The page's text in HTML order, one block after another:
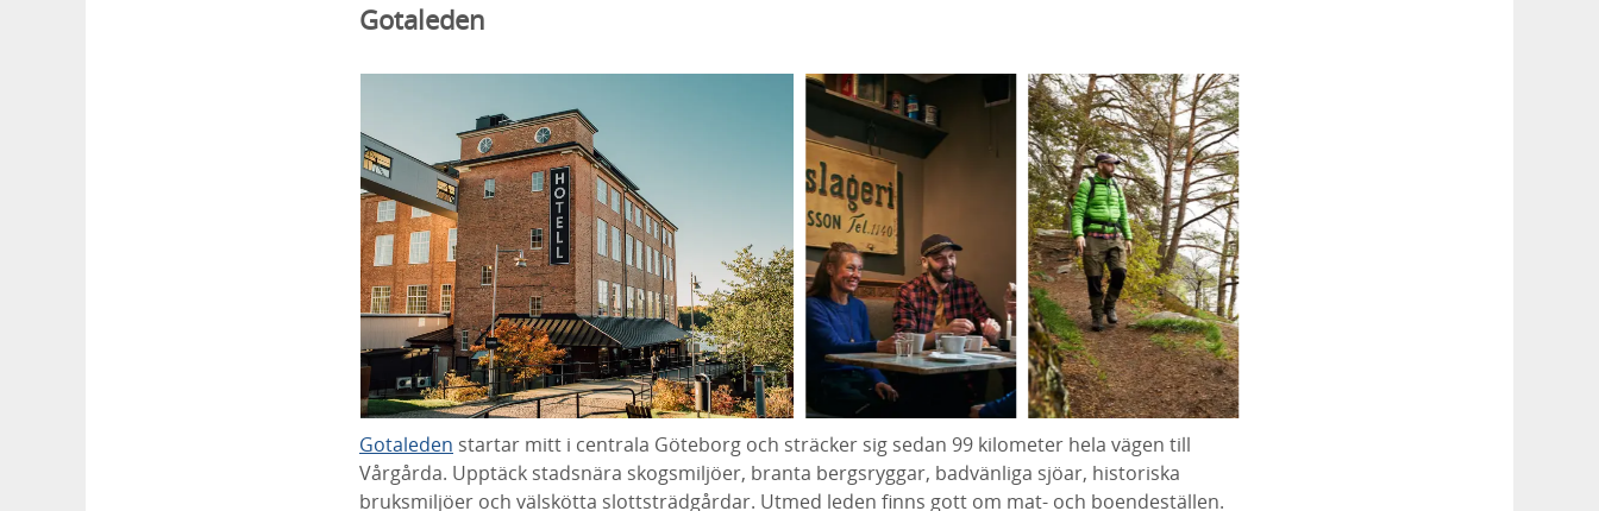
Gotaleden
Gotaleden startar mitt i centrala Göteborg och sträcker sig sedan 99 kilometer hela vägen till
Vårgårda. Upptäck stadsnära skogsmiljöer, branta bergsryggar, badvänliga sjöar, historiska
bruksmiljöer och välskötta slottsträdgårdar. Utmed leden finns gott om mat- och boendeställen.